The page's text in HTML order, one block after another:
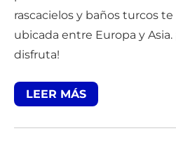
rascacielos y baños turcos
ubicada entre Europa y Asia.
disfruta!
LEER MÁS